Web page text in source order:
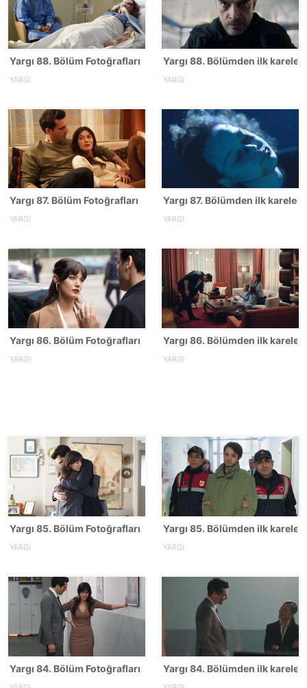
Yargı 88. Bölüm Fotoğrafları
YARGI
Yargı 88. Bölümden ilk kareler!
YARGI
Yargı 87. Bölüm Fotoğrafları
YARGI
Yargı 87. Bölümden ilk kareler!
YARGI
Yargı 86. Bölüm Fotoğrafları
YARGI
Yargı 86. Bölümden ilk kareler!
YARGI
Yargı 85. Bölüm Fotoğrafları
YARGI
Yargı 85. Bölümden ilk kareler!
YARGI
Yargı 84. Bölüm Fotoğrafları Yargı 84. Bölümden ilk kareler!